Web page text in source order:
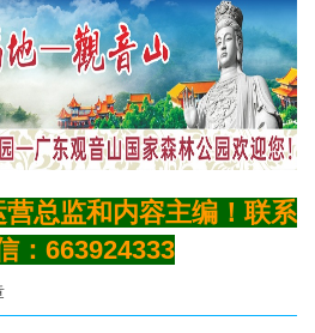
总监和内容主编！联系
：663924333